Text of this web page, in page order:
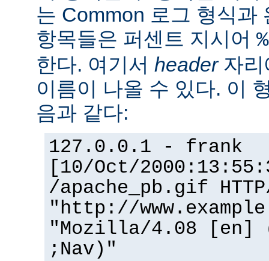
는 Common 로그 형식과
항목들은 퍼센트 지시어
한다. 여기서 header자리
이름이 나올 수 있다. 이
음과 같다:
127.0.0.1 - frank
[10/Oct/
/apache_pb.gif
"http://
"Mozilla/4.08 [en]
;Nav)"